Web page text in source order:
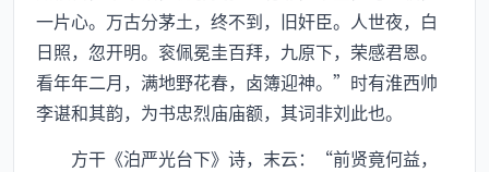
一片心。万古分茅土，终不到，旧奸臣。人世夜，白
日照，忽开明。衮佩冕圭百拜，九原下，荣感君恩。
看年年二月，满地野花春，卤簿迎神。”时有淮西帅
李谌和其韵，为书忠烈庙庙额，其词非刘此也。
方干《泊严光台下》诗，末云：“前贤竟何益，